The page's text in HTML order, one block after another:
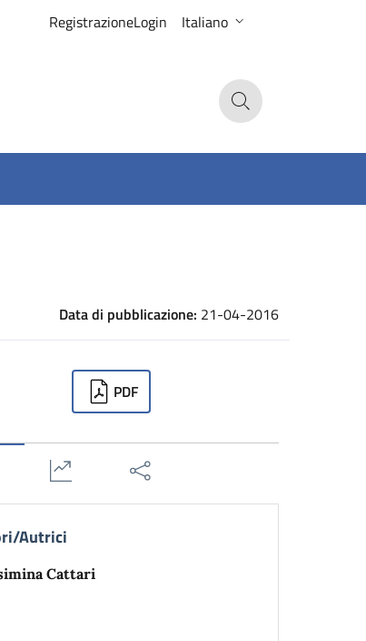
RegistrazioneLogin Italiano
Data di pubblicazione: 21-04-2016
PDF
Autrici
Cattari